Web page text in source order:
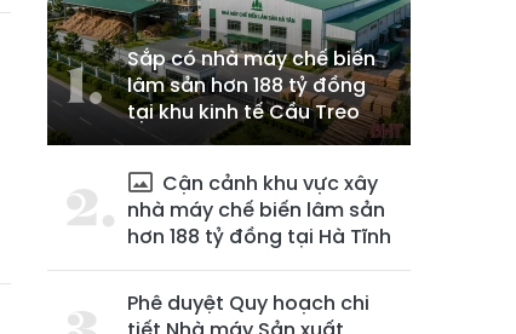
Sắp có nhà máy chế biến
lâm sản hơn 188 tỷ đồng
tại khu kinh tế Cầu Treo
Cận cảnh khu vực xây
nhà máy chế biến lâm sản
hơn 188 tỷ đồng tại Hà Tĩnh
Phê duyệt Quy hoạch chi